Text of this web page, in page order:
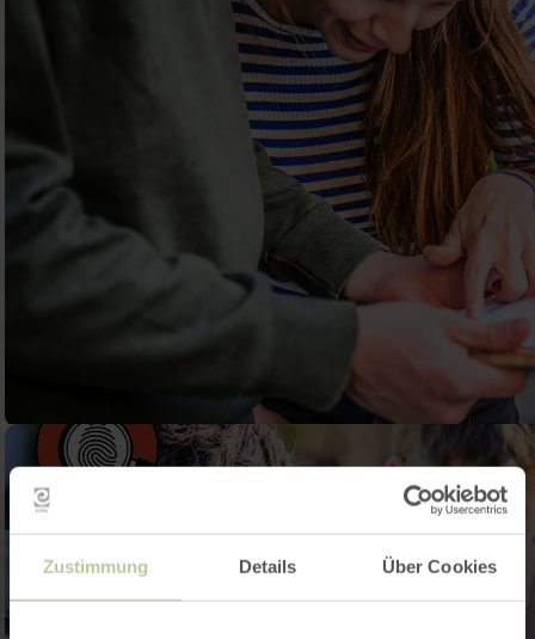
Zustimmung Details Über Cookies